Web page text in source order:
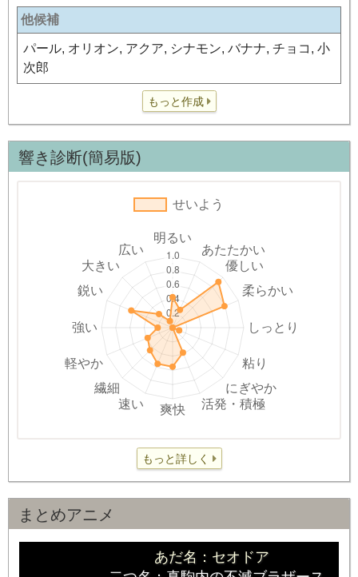
他候補
パール, オリオン, アクア, シナモン, バナナ, チョコ, 小
次郎
もっと作成
響き診断(簡易版)
もっと詳しく
まとめアニメ